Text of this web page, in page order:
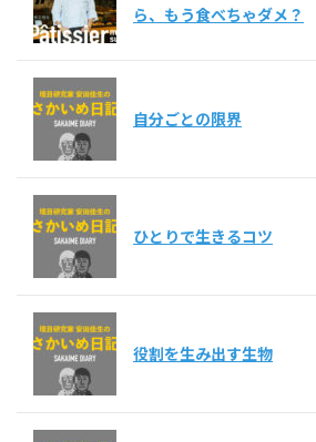
ら、もう食べちゃダメ？
自分ごとの限界
ひとりで生きるコツ
役割を生み出す生物